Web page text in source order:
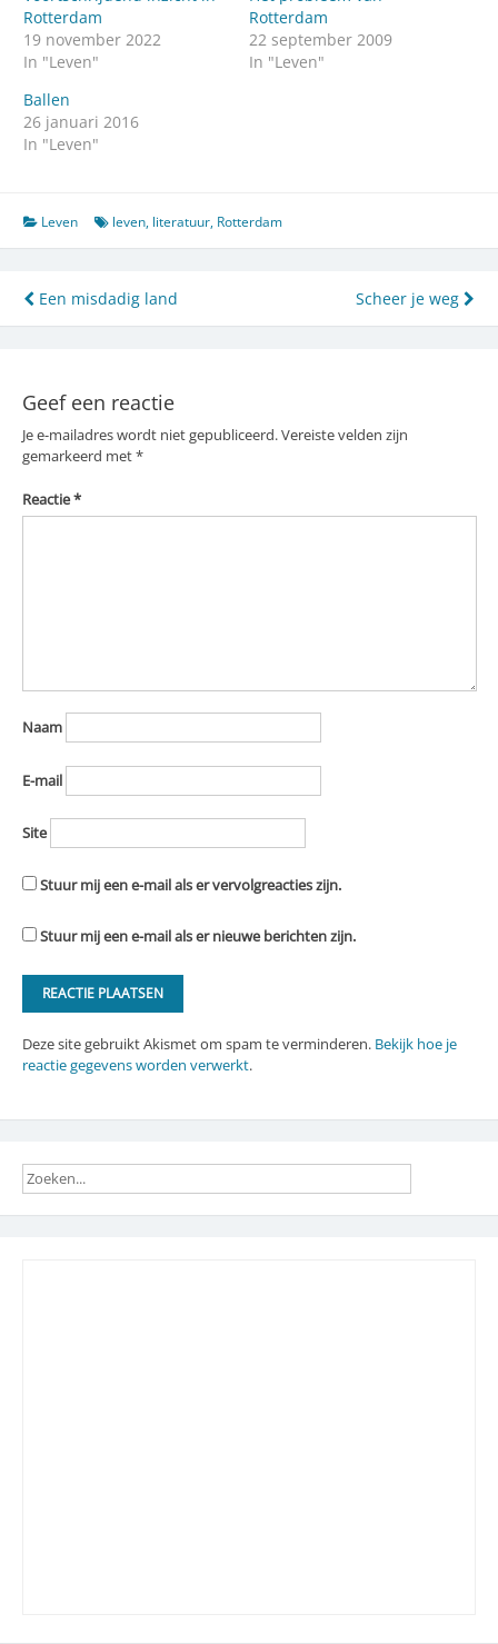
Rotterdam
19 november 2022
In "Leven"
Rotterdam
22 september 2009
In "Leven"
Ballen
26 januari 2016
In "Leven"
Leven leven, literatuur, Rotterdam
Bericht
navigatie
Een misdadig land Scheer je weg
Geef een reactie
Je e-mailadres wordt niet gepubliceerd.Vereiste velden zijn
gemarkeerd met*
Reactie*
Naam
E-mail
Site
Stuur mij een e-mail als er vervolgreacties zijn.
Stuur mij een e-mail als er nieuwe berichten zijn.
Deze site gebruikt Akismet om spam te verminderen. Bekijk hoe je
reactie gegevens worden verwerkt.